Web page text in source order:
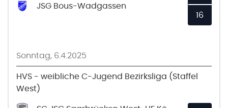
JSG Bous-Wadgassen
16
Sonntag, 6.4.2025
HVS - weibliche C-Jugend Bezirksliga (Staffel
West)